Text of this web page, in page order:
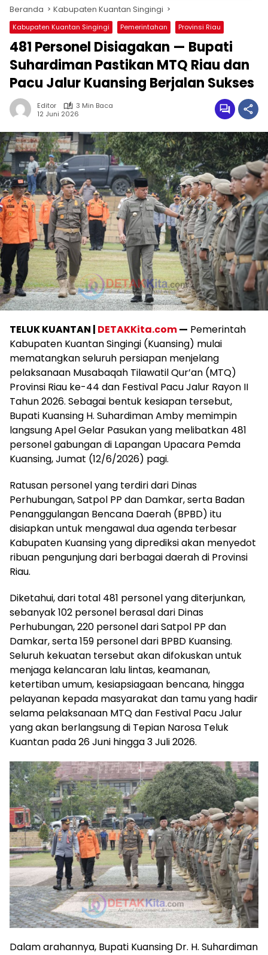
Beranda Kabupaten Kuantan Singingi
Kabupaten Kuantan Singingi Pemerintahan Provinsi Riau
481 Personel Disiagakan — Bupati
Suhardiman Pastikan MTQ Riau dan
Pacu Jalur Kuansing Berjalan Sukses
Editor
3 Min Baca
12 Juni 2026
TELUK KUANTAN | DETAKKita.com— Pemerintah
Kabupaten Kuantan Singingi (Kuansing) mulai
mematangkan seluruh persiapan menjelang
pelaksanaan Musabaqah Tilawatil Qur’an (MTQ)
Provinsi Riau ke-44 dan Festival Pacu Jalur Rayon II
Tahun 2026. Sebagai bentuk kesiapan tersebut,
Bupati Kuansing H. Suhardiman Amby memimpin
langsung Apel Gelar Pasukan yang melibatkan 481
personel gabungan di Lapangan Upacara Pemda
Kuansing, Jumat (12/6/2026) pagi.
Ratusan personel yang terdiri dari Dinas
Perhubungan, Satpol PP dan Damkar, serta Badan
Penanggulangan Bencana Daerah (BPBD) itu
disiapkan untuk mengawal dua agenda terbesar
Kabupaten Kuansing yang diprediksi akan menyedot
ribuan pengunjung dari berbagai daerah di Provinsi
Riau.
Diketahui, dari total 481 personel yang diterjunkan,
sebanyak 102 personel berasal dari Dinas
Perhubungan, 220 personel dari Satpol PP dan
Damkar, serta 159 personel dari BPBD Kuansing.
Seluruh kekuatan tersebut akan difokuskan untuk
menjaga kelancaran lalu lintas, keamanan,
ketertiban umum, kesiapsiagaan bencana, hingga
pelayanan kepada masyarakat dan tamu yang hadir
selama pelaksanaan MTQ dan Festival Pacu Jalur
yang akan berlangsung di Tepian Narosa Teluk
Kuantan pada 26 Juni hingga 3 Juli 2026.
Dalam arahannya, Bupati Kuansing Dr. H. Suhardiman